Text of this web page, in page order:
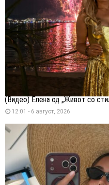
(Видео) Елена од „Живот со
12:01 - 6 август, 2026